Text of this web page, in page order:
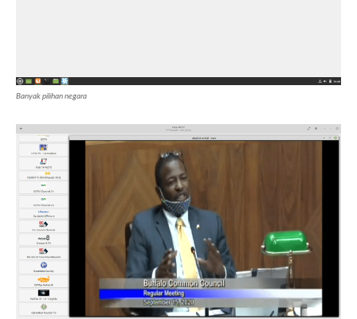
Banyak pilihan negara